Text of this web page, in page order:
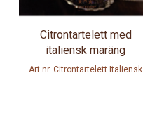
Citrontartelett med
italiensk maräng
Art nr. Citrontartelett Italiensk